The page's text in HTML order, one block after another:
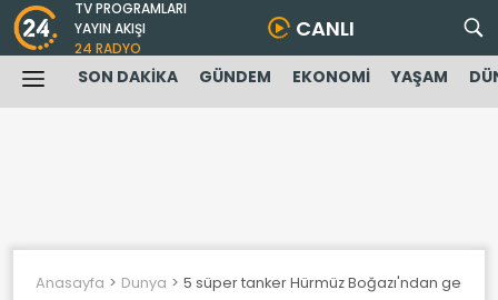
TV PROGRAMLARI
YAYIN AKIŞI
24 RADYO
CANLI
SON DAKİKA GÜNDEM EKONOMİ YAŞAM
Anasayfa Dunya 5 süper tanker Hürmüz Boğazı'ndan geçiş